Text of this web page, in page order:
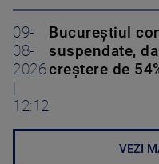
09-
08-
2026
12:12
Bucureștiul
suspendate,
creștere de
VEZI